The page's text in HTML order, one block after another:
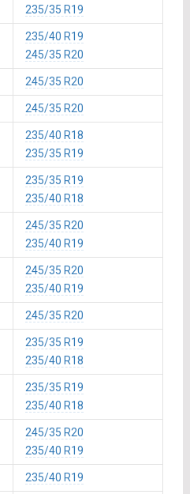
235/35 R19
235/40 R19
245/35 R20
245/35 R20
245/35 R20
235/40 R18
235/35 R19
235/35 R19
235/40 R18
245/35 R20
235/40 R19
245/35 R20
235/40 R19
245/35 R20
235/35 R19
235/40 R18
235/35 R19
235/40 R18
245/35 R20
235/40 R19
235/40 R19